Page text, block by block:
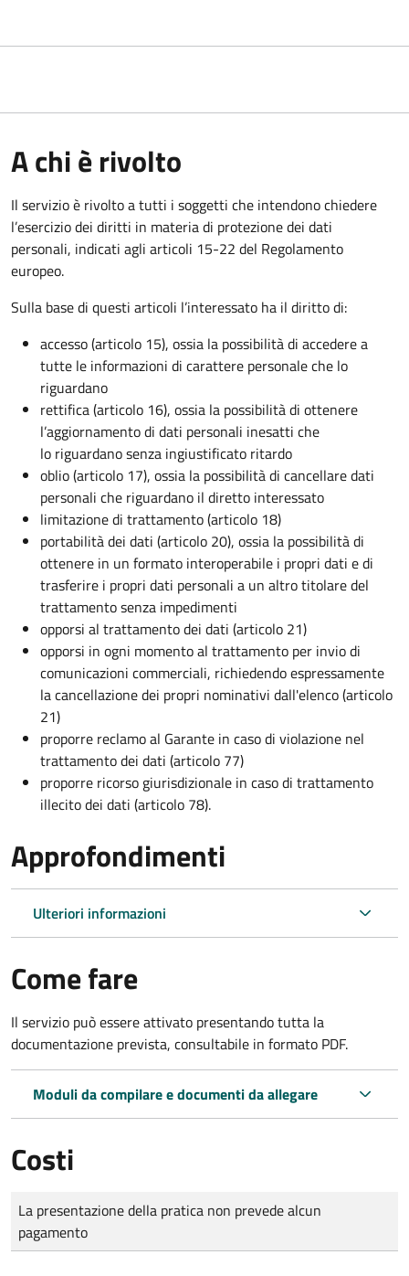
A chi è rivolto
Il servizio è rivolto a tutti i soggetti che intendono chiedere
l’esercizio dei diritti in materia di protezione dei dati
personali, indicati agli articoli 15-22 del Regolamento
europeo.
Sulla base di questi articoli l’interessato ha il diritto di:
accesso (articolo 15), ossia la possibilità di accedere a
tutte le informazioni di carattere personale che lo
riguardano
rettifica (articolo 16), ossia la possibilità di ottenere
l’aggiornamento di dati personali inesatti che
lo riguardano senza ingiustificato ritardo
oblio (articolo 17), ossia la possibilità di cancellare dati
personali che riguardano il diretto interessato
limitazione di trattamento (articolo 18)
portabilità dei dati (articolo 20), ossia la possibilità di
ottenere in un formato interoperabile i propri dati e di
trasferire i propri dati personali a un altro titolare del
trattamento senza impedimenti
opporsi al trattamento dei dati (articolo 21)
opporsi in ogni momento al trattamento per invio di
comunicazioni commerciali, richiedendo espressamente
la cancellazione dei propri nominativi dall'elenco (articolo
21)
proporre reclamo al Garante in caso di violazione nel
trattamento dei dati (articolo 77)
proporre ricorso giurisdizionale in caso di trattamento
illecito dei dati (articolo 78).
Approfondimenti
Ulteriori informazioni
Come fare
Il servizio può essere attivato presentando tutta la
documentazione prevista, consultabile in formato PDF.
Moduli da compilare e documenti da allegare
Costi
Tipo di pagamento
Importo
La presentazione della pratica non prevede alcun
pagamento